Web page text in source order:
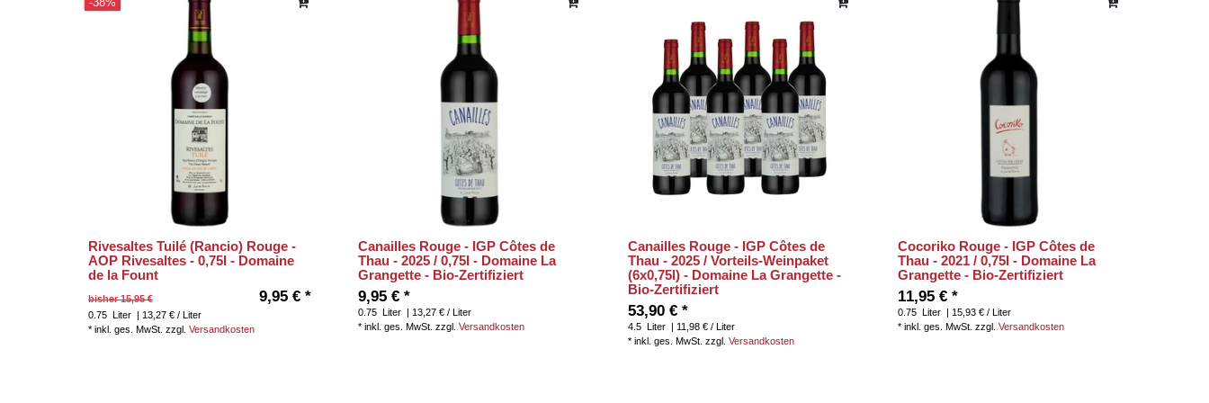
-38%
Rivesaltes Tuilé (Rancio) Rouge -
AOP Rivesaltes - 0,75l - Domaine
de la Fount
bisher 15,95 € 9,95 € *
0.75 Liter
| 13,27 € / Liter
*inkl. ges. MwSt. zzgl.Versandkosten
Canailles Rouge - IGP Côtes de
Thau - 2025 / 0,75l - Domaine La
Grangette - Bio-Zertifiziert
9,95 € *
0.75 Liter
| 13,27 € / Liter
*inkl. ges. MwSt. zzgl.Versandkosten
Canailles Rouge - IGP Côtes de
Thau - 2025 / Vorteils-Weinpaket
(6x0,75l) - Domaine La Grangette -
Bio-Zertifiziert
53,90 € *
4.5 Liter
| 11,98 € / Liter
*inkl. ges. MwSt. zzgl.Versandkosten
Cocoriko Rouge - IGP Côtes de
Thau - 2021 / 0,75l - Domaine La
Grangette - Bio-Zertifiziert
11,95 € *
0.75 Liter
| 15,93 € / Liter
*inkl. ges. MwSt. zzgl.Versandkosten